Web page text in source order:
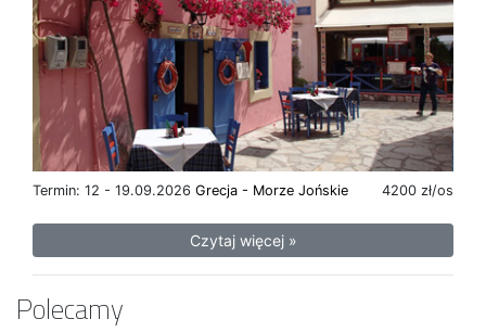
Termin: 12 - 19.09.2026 4200 zł/os
Grecja - Morze Jońskie
Czytaj więcej »
Polecamy